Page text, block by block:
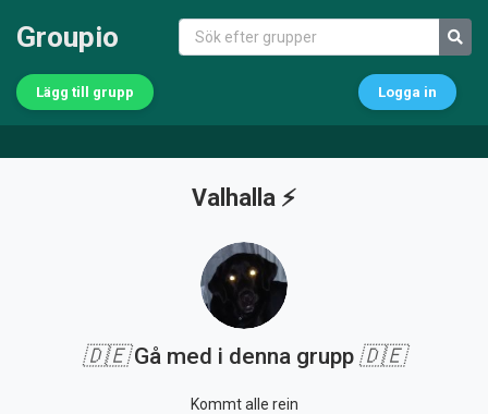
Groupio
Lägg till grupp Logga in
Valhalla ⚡️
🇩🇪Gå med i denna grupp 🇩🇪
Kommt alle rein